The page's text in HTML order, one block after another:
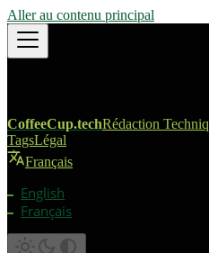
Aller au contenu principal
CoffeeCup.techRédaction
TagsLégal
Français
English
Français